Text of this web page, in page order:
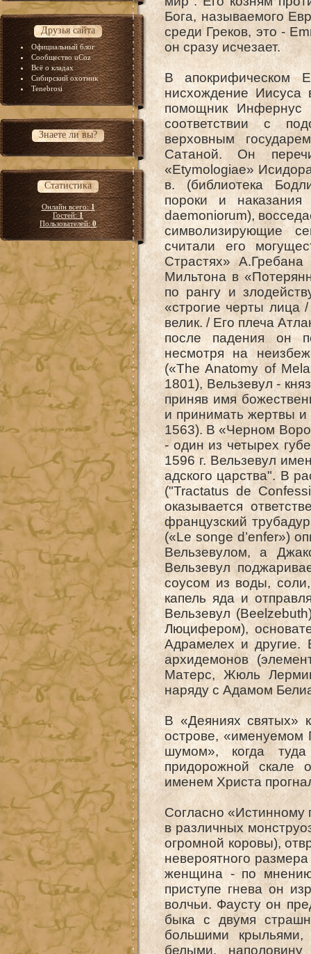
Друзья сайта
Официальный блог
Сообщество uCoz
Всё о кладах
Сибирский охотник
Tenebrosi
Знаете ли вы?
Статистика
Онлайн всего:1
Гостей:1
Пользователей:0
Бога, называемого
среди Греков, это -
он сразу исчезает.
В апокрифическом
нисхождение Иисуса
помощник Инфернус
соответствии с
верховным
Сатаной. Он
«Etymologiae»
в. (библиотека
пороки и
daemoniorum),
символизирующие
считали его
Страстях»
Мильтона в
по рангу и
«строгие черты
велик. / Его плеча
после падения он
несмотря на
(«The Anatomy of
1801), Вельзевул -
приняв имя
и принимать жертвы
1563). В «Черном
- один из четырех
1596 г. Вельзевул
адского царства". В
("Tractatus de
оказывается
французский
(«Le songe d’enfer»)
Вельзевулом, а
Вельзевул
соусом из воды,
капель яда и
Вельзевул
Люцифером),
Адрамелех и другие.
архидемонов
Матерс, Жюль
наряду с Адамом
В «Деяниях святых»
острове, «именуемом
шумом», когда
придорожной скале
именем Христа
Согласно «Истинному
в различных
огромной коровы),
невероятного
женщина - по
приступе гнева он
волчьи. Фаусту он
быка с двумя
большими крыльями,
белыми,